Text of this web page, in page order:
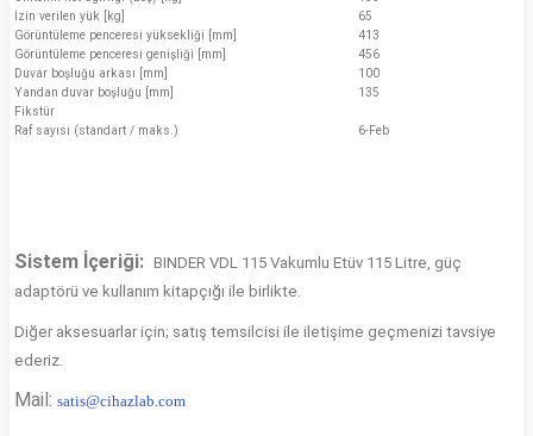
İzin verilen yük [kg]
65
Görüntüleme penceresi yüksekliği [mm]
413
Görüntüleme penceresi genişliği [mm]
456
Duvar boşluğu arkası [mm]
100
Yandan duvar boşluğu [mm]
135
Fikstür
Raf sayısı (standart / maks.)
6-Feb
Sistem İçeriği: BINDER VDL 115 Vakumlu Etüv 115 Litre, güç
adaptörü ve kullanım kitapçığı ile birlikte.
Diğer aksesuarlar için; satış temsilcisi ile iletişime geçmenizi tavsiye
ederiz.
Mail: satis@cihazlab.com